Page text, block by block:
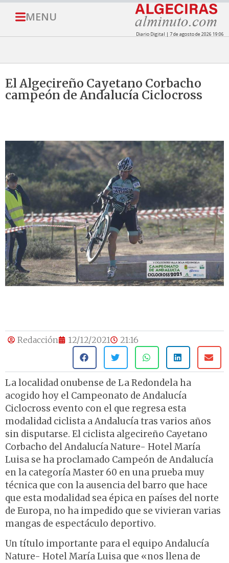
MENU
Diario Digital | 7 de agosto de 2026 19:06
El Algecireño Cayetano Corbacho
campeón de Andalucía Ciclocross
Redacción 12/12/2021 21:16
La localidad onubense de La Redondela ha
acogido hoy el Campeonato de Andalucía
Ciclocross evento con el que regresa esta
modalidad ciclista a Andalucía tras varios años
sin disputarse. El ciclista algecireño Cayetano
Corbacho del Andalucía Nature- Hotel María
Luisa se ha proclamado Campeón de Andalucía
en la categoría Master 60 en una prueba muy
técnica que con la ausencia del barro que hace
que esta modalidad sea épica en países del norte
de Europa, no ha impedido que se vivieran varias
mangas de espectáculo deportivo.
Un título importante para el equipo Andalucía
Nature- Hotel María Luisa que «nos llena de